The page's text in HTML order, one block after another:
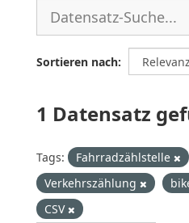
Sortieren nach
1 Datensatz
Tags: Fahrradzählstelle
Verkehrszählung
CSV